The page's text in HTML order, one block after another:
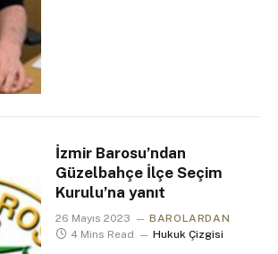
İzmir Barosu’ndan
Güzelbahçe İlçe Seçim
Kurulu’na yanıt
26 Mayıs 2023
BAROLARDAN
4 Mins Read
Hukuk Çizgisi